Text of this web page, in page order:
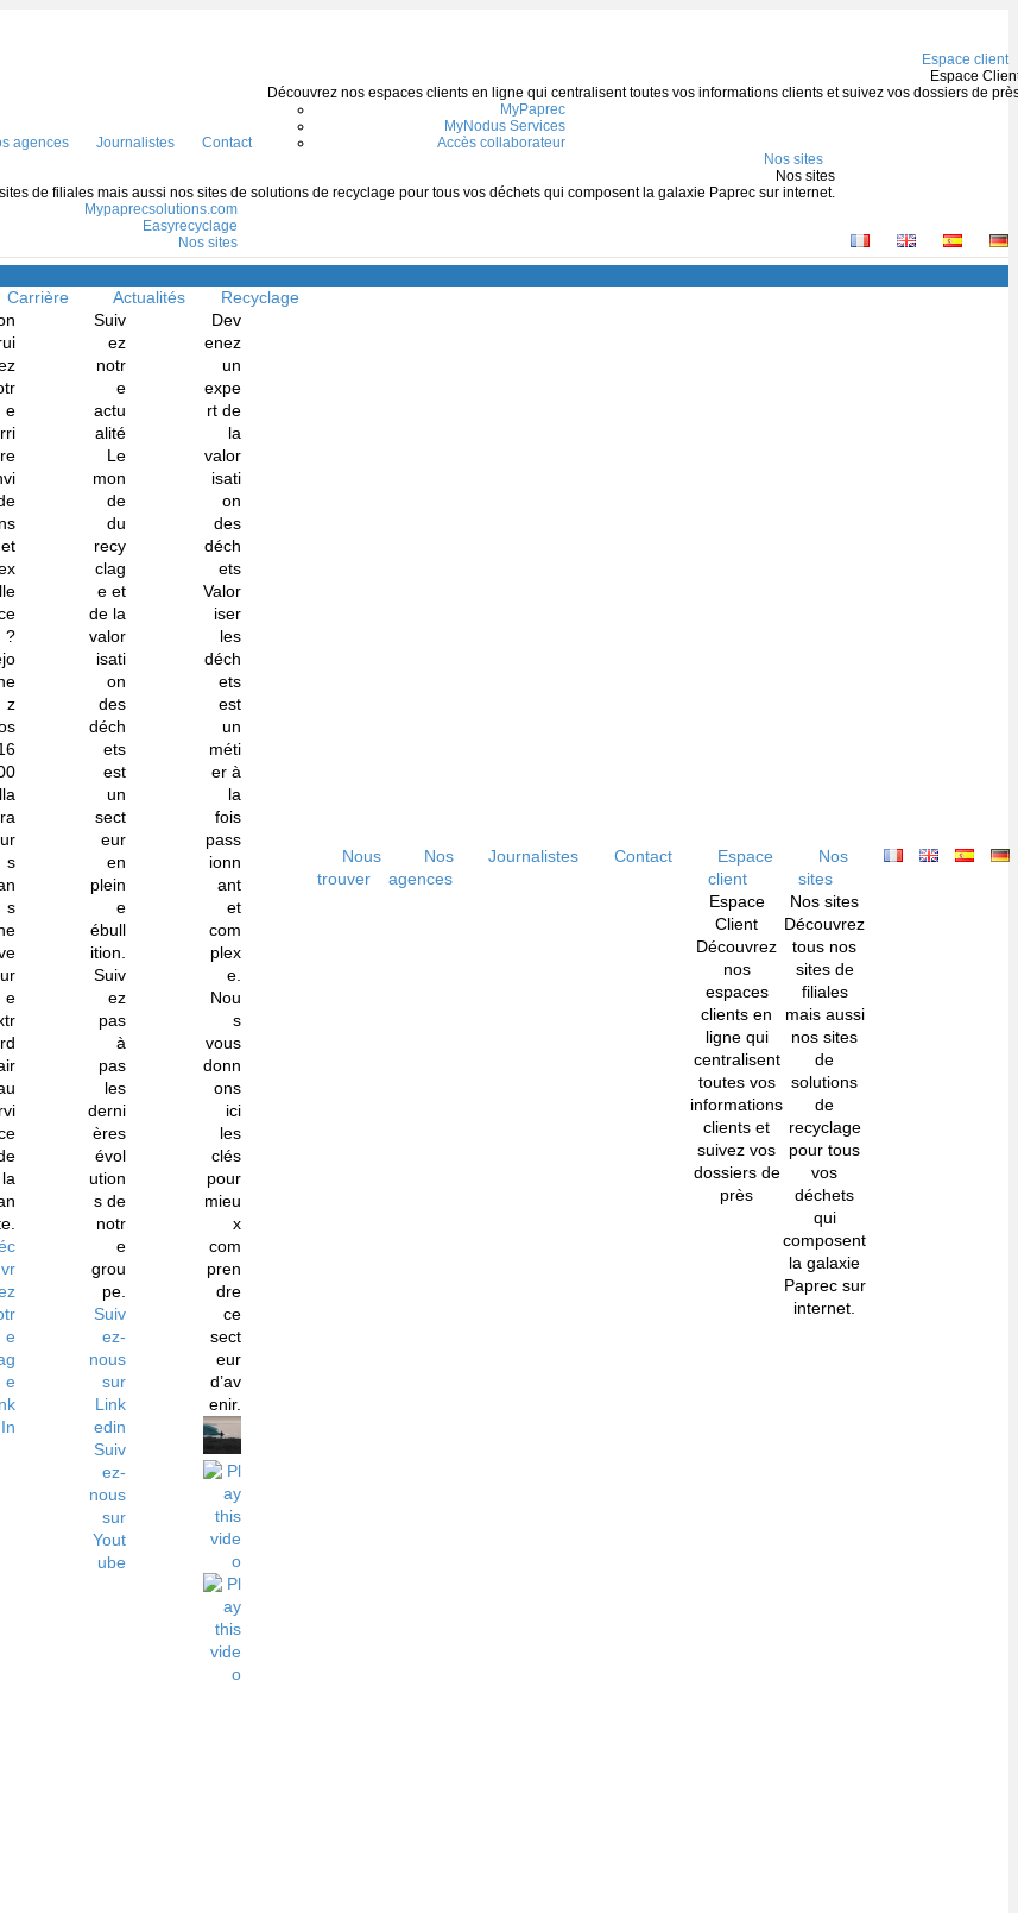
agences Journalistes Contact
Espace client
Espace
Découvrez nos espaces clients en ligne qui centralisent toutes vos informations clients et suivez vos dossiers de
MyPaprec
MyNodus Services
Accès collaborateur
Nos sites
Nos sites
de filiales mais aussi nos sites de solutions de recyclage pour tous vos déchets qui composent la galaxie Paprec sur internet.
Mypaprecsolutions.com
Easyrecyclage
Nos sites
Menu
Carrière
e
et
?
z
s
s
e
la
e
e
Actualités
Suiv
ez
notr
e
actu
alité
Le
mon
de
du
recy
clag
e et
de la
valor
isati
on
des
déch
ets
est
un
sect
eur
en
plein
e
ébull
ition.
Suiv
ez
pas
à
pas
les
derni
ères
évol
ution
s de
notr
e
grou
pe.
Suiv
ez-
nous
sur
Link
edin
Suiv
ez-
nous
sur
Yout
ube
Recyclage
Dev
enez
un
expe
rt de
la
valor
isati
on
des
déch
ets
Valor
iser
les
déch
ets
est
un
méti
er à
la
fois
pass
ionn
ant
et
com
plex
e.
Nou
s
vous
donn
ons
ici
les
clés
pour
mieu
x
com
pren
dre
ce
sect
eur
d’av
enir.
Nous
trouver
Nos
agences
Journalistes Contact
Espace
client
Espace
Client
Découvrez
nos
espaces
clients en
ligne qui
centralisent
toutes vos
informations
clients et
suivez vos
dossiers de
près
Nos
sites
Nos sites
Découvrez
tous nos
sites de
filiales
mais aussi
nos sites
de
solutions
de
recyclage
pour tous
vos
déchets
qui
composent
la galaxie
Paprec sur
internet.